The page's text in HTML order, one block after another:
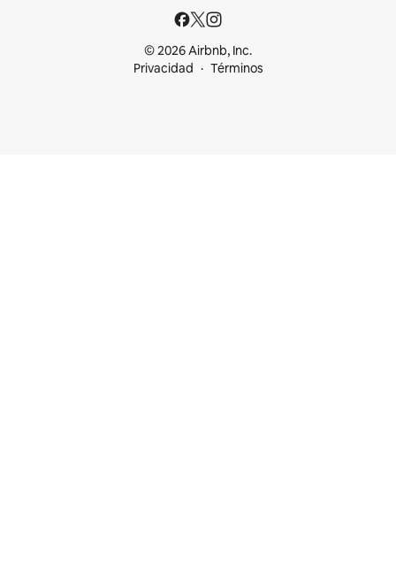
© 2026 Airbnb, Inc.
Privacidad
Términos